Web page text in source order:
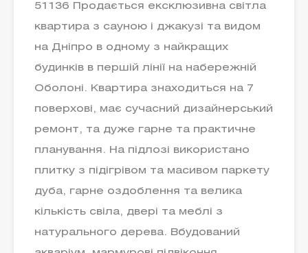
51136 Продається ексклюзивна світла
квартира з сауною і джакузі та видом
на Дніпро в одному з найкращих
будинків в першій лінії на набережній
Оболоні. Квартира знаходиться на 7
поверхові, має сучасний дизайнерський
ремонт, та дуже гарне та практичне
планування. На підлозі використано
плитку з підігрівом та масивом паркету
дуба, гарне оздоблення та велика
кількість свіла, двері та меблі з
натурального дерева. Вбудований